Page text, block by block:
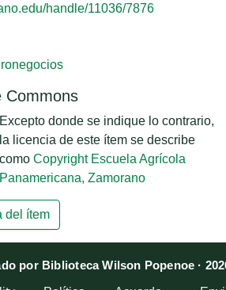
handle/11036/7876
Commons
Excepto donde se indique lo contrario,
la licencia de este ítem se describe
como Copyright Escuela Agrícola
Panamericana, Zamorano
del ítem
por Biblioteca Wilson Popenoe ·